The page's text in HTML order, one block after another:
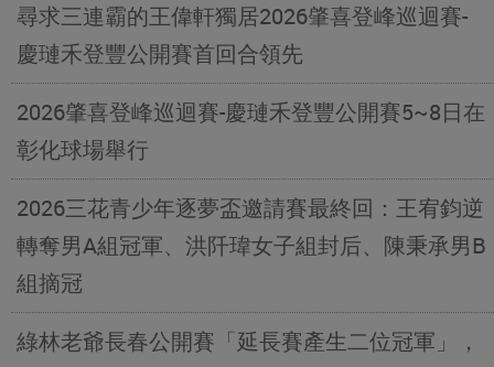
尋求三連霸的王偉軒獨居2026肇喜登峰巡迴賽-
慶璉禾登豐公開賽首回合領先
2026肇喜登峰巡迴賽-慶璉禾登豐公開賽5~8日在
彰化球場舉行
2026三花青少年逐夢盃邀請賽最終回：王宥鈞逆
轉奪男A組冠軍、洪阡瑋女子組封后、陳秉承男B
組摘冠
綠林老爺長春公開賽「延長賽產生二位冠軍」，